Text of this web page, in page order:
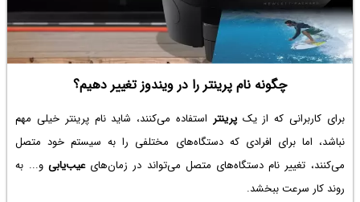
چگونه نام پرینتر را در ویندوز تغییر دهیم؟
برای کاربرانی که از یکپرینتر استفاده می‌کنند، شاید نام پرینتر خیلی مهم
نباشد، اما برای افرادی که دستگاه‌های مختلفی را به سیستم خود متصل
می‌کنند، تغییر نام دستگاه‌های متصل می‌تواند در زمان‌هایعیب‌یابی و... به
روند کار سرعت ببخشد.